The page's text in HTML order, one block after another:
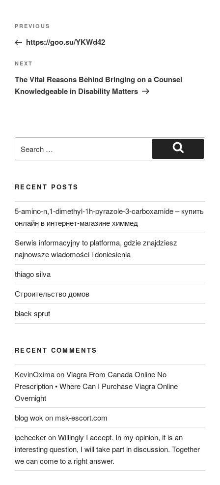
Post
Previous
Post
PREVIOUS
https://goo.su/YKWd42
Next
Post
NEXT
The Vital Reasons Behind Bringing on a Counsel
Knowledgeable in Disability Matters
for:
Search
RECENT POSTS
5-amino-n,1-dimethyl-1h-pyrazole-3-carboxamide – купить
онлайн в интернет-магазине химмед
Serwis informacyjny to platforma, gdzie znajdziesz
najnowsze wiadomości i doniesienia
thiago silva
Строительство домов
black sprut
RECENT COMMENTS
KevinOximaonViagra From Canada Online No
Prescription • Where Can I Purchase Viagra Online
Overnight
blog wok on msk-escort.com
ipcheckeronWillingly I accept. In my opinion, it is an
interesting question, I will take part in discussion. Together
we can come to a right answer.